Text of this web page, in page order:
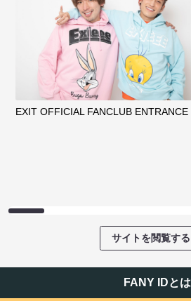
EXIT OFFICIAL FANCLUB ENTRANCE
サイトを閲覧する
FANY IDとは